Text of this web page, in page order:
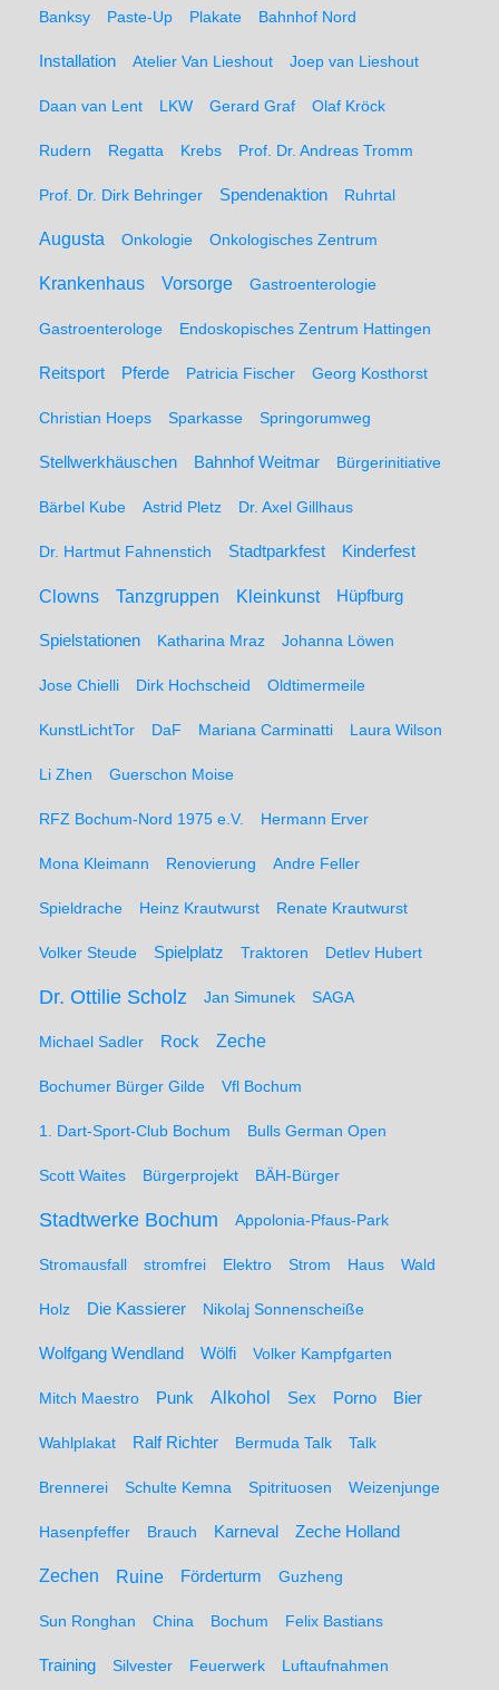
Banksy Paste-Up Plakate Bahnhof Nord
Installation Atelier Van Lieshout Joep van Lieshout
Daan van Lent LKW Gerard Graf Olaf Kröck
Rudern Regatta Krebs Prof. Dr. Andreas Tromm
Prof. Dr. Dirk Behringer Spendenaktion Ruhrtal
Augusta Onkologie Onkologisches Zentrum
Krankenhaus Vorsorge Gastroenterologie
Gastroenterologe Endoskopisches Zentrum Hattingen
Reitsport Pferde Patricia Fischer Georg Kosthorst
Christian Hoeps Sparkasse Springorumweg
Stellwerkhäuschen Bahnhof Weitmar Bürgerinitiative
Bärbel Kube Astrid Pletz Dr. Axel Gillhaus
Dr. Hartmut Fahnenstich Stadtparkfest Kinderfest
Clowns Tanzgruppen Kleinkunst Hüpfburg
Spielstationen Katharina Mraz Johanna Löwen
Jose Chielli Dirk Hochscheid Oldtimermeile
KunstLichtTor DaF Mariana Carminatti Laura Wilson
Li Zhen Guerschon Moise
RFZ Bochum-Nord 1975 e.V. Hermann Erver
Mona Kleimann Renovierung Andre Feller
Spieldrache Heinz Krautwurst Renate Krautwurst
Volker Steude Spielplatz Traktoren Detlev Hubert
Dr. Ottilie Scholz Jan Simunek SAGA
Michael Sadler Rock Zeche
Bochumer Bürger Gilde Vfl Bochum
1. Dart-Sport-Club Bochum Bulls German Open
Scott Waites Bürgerprojekt BÄH-Bürger
Stadtwerke Bochum Appolonia-Pfaus-Park
Stromausfall stromfrei Elektro Strom Haus Wald
Holz Die Kassierer Nikolaj Sonnenscheiße
Wolfgang Wendland Wölfi Volker Kampfgarten
Mitch Maestro Punk Alkohol Sex Porno Bier
Wahlplakat Ralf Richter Bermuda Talk Talk
Brennerei Schulte Kemna Spitrituosen Weizenjunge
Hasenpfeffer Brauch Karneval Zeche Holland
Zechen Ruine Förderturm Guzheng
Sun Ronghan China Bochum Felix Bastians
Training Silvester Feuerwerk Luftaufnahmen